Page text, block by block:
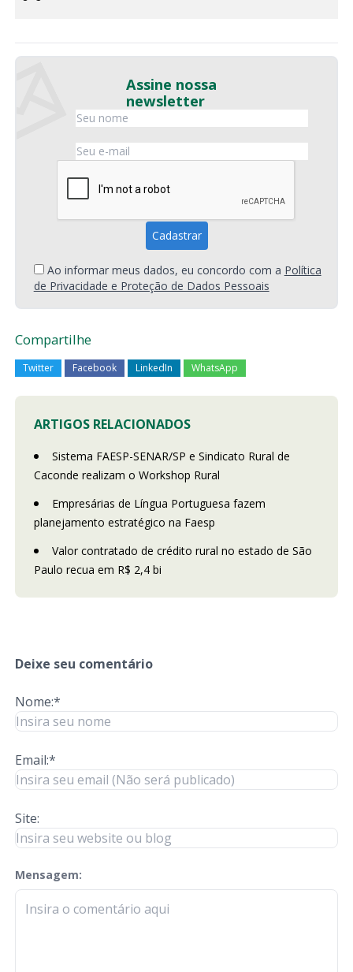
Assine nossa
newsletter
Ao informar meus dados, eu concordo com a Política
de Privacidade e Proteção de Dados Pessoais
Compartilhe
Twitter Facebook LinkedIn WhatsApp
ARTIGOS RELACIONADOS
Sistema FAESP-SENAR/SP e Sindicato Rural de
Caconde realizam o Workshop Rural
Empresárias de Língua Portuguesa fazem
planejamento estratégico na Faesp
Valor contratado de crédito rural no estado de São
Paulo recua em R$ 2,4 bi
Deixe seu comentário
Nome:*
Email:*
Site:
Mensagem:
check-terms